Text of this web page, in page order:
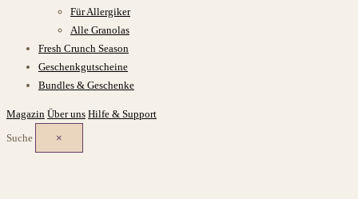
Für Allergiker
Alle Granolas
Fresh Crunch Season
Geschenkgutscheine
Bundles & Geschenke
Magazin Über uns Hilfe & Support
Suche
×